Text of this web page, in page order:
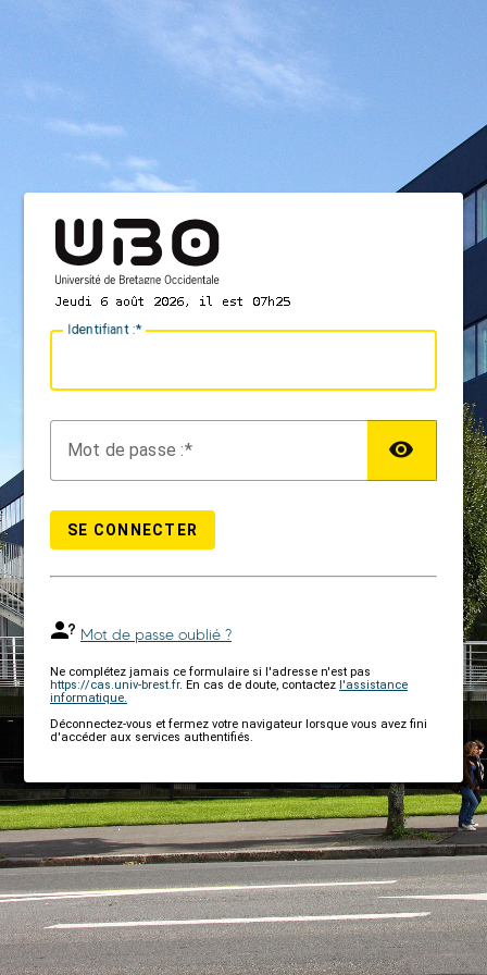
Identifiant :
Mot de passe :
SE CONNECTER
Mot de passe oublié ?
Ne complétez jamais ce formulaire si l'adresse n'est pas
https://cas.univ-brest.fr. En cas de doute, contactez l'assistance
informatique.
Déconnectez-vous et fermez votre navigateur lorsque vous avez fini
d'accéder aux services authentifiés.